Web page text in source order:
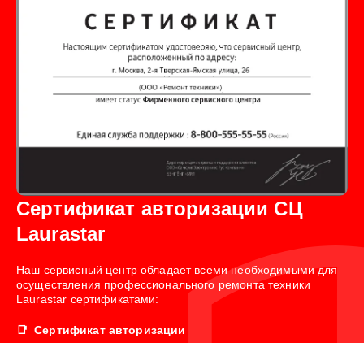
Сертификат авторизации СЦ
Laurastar
Наш сервисный центр обладает всеми необходимыми для
осуществления профессионального ремонта техники
Laurastar сертификатами:
Сертификат авторизации